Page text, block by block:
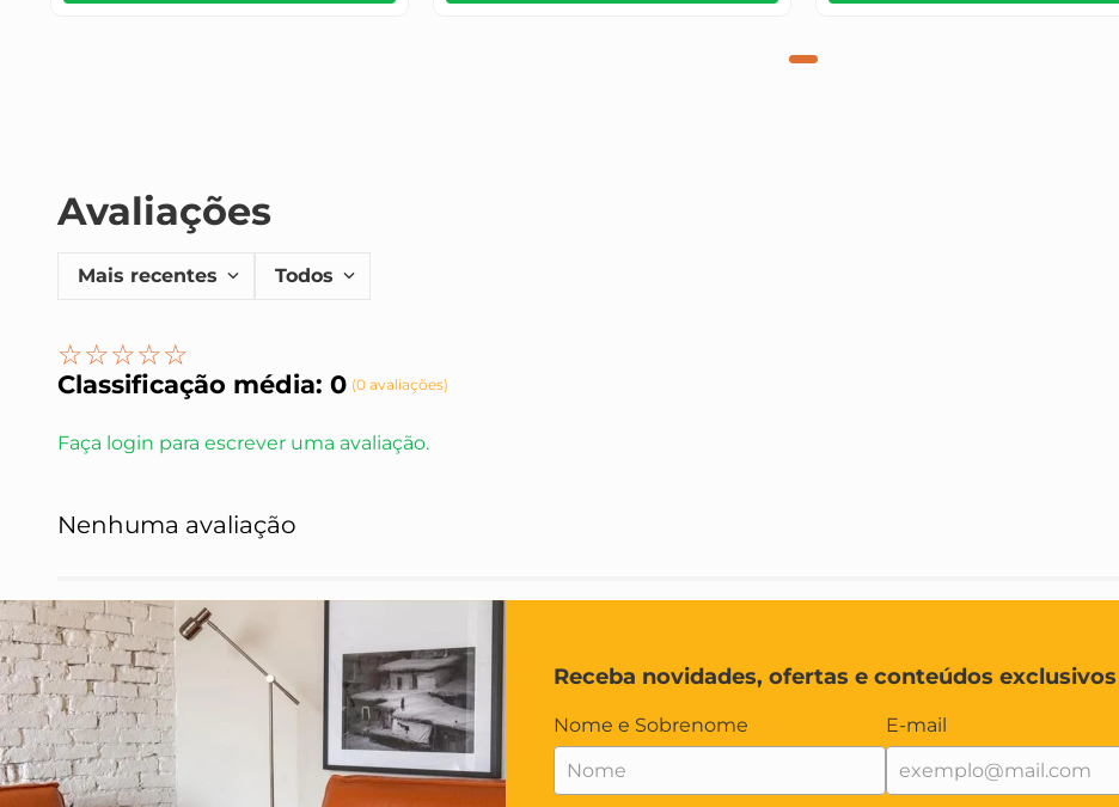
Avaliações
☆☆☆☆☆
Classificação média: 0 (0 avaliações)
Faça login para escrever uma avaliação.
Mais recentes Todos
Nenhuma avaliação
Receba novidades, ofertas e conteúdos exclusivos
Nome e Sobrenome E-mail